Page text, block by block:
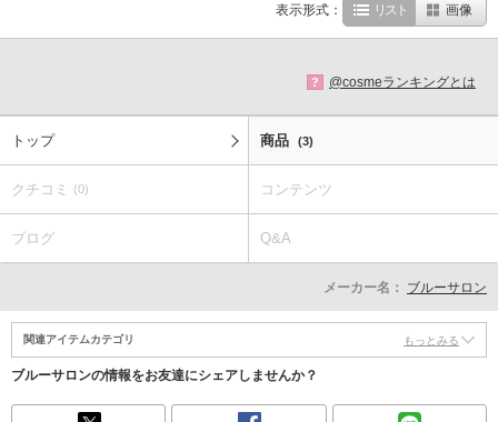
表示形式： リスト 画像
? @cosmeランキングとは
トップ 商品 (3)
クチコミ (0) コンテンツ
ブログ Q&A
メーカー名： ブルーサロン
関連アイテムカテゴリ もっとみる
ブルーサロンの情報をお友達にシェアしませんか？